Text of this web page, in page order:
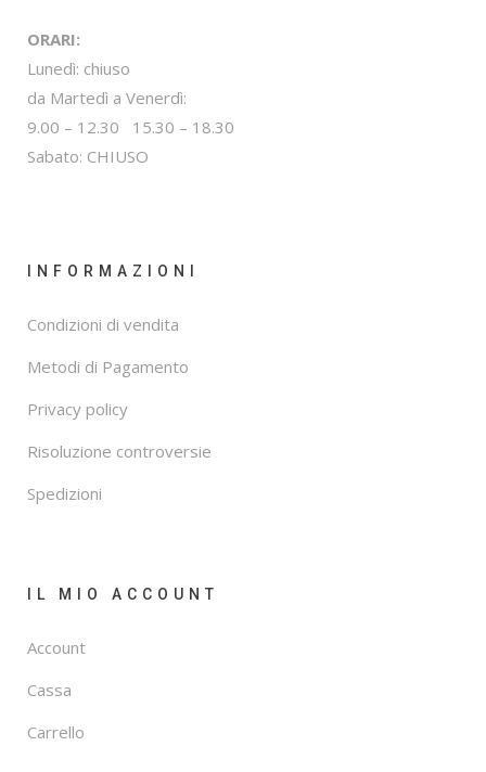
ORARI:
Lunedì: chiuso
da Martedì a Venerdì:
9.00 – 12.30 15.30 – 18.30
Sabato: CHIUSO
INFORMAZIONI
Condizioni di vendita
Metodi di Pagamento
Privacy policy
Risoluzione controversie
Spedizioni
IL MIO ACCOUNT
Account
Cassa
Carrello